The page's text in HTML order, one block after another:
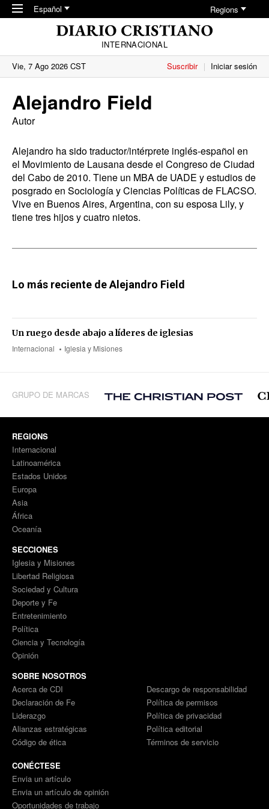
Skip to main content
Español Regions
INTERNACIONAL
Vie, 7 Ago 2026 CST
Suscribir Iniciar sesión
Alejandro Field
Autor
Alejandro ha sido traductor/intérprete inglés-español en
el Movimiento de Lausana desde el Congreso de Ciudad
del Cabode 2010. Tiene un MBA de UADE y estudios de
posgrado en Sociología y Ciencias Políticas de FLACSO.
Vive en Buenos Aires, Argentina, con su esposa Lily, y
tiene tres hijos y cuatro nietos.
Lo más reciente de Alejandro Field
Internacional Iglesia y Misiones
Un ruego desde abajo a líderes de iglesias
GRUPO DE MARCAS
REGIONS
Internacional
Latinoamérica
Estados Unidos
Europa
Asia
África
Oceanía
SECCIONES
Iglesia y Misiones
Libertad Religiosa
Sociedad y Cultura
Deporte y Fe
Entretenimiento
Política
Ciencia y Tecnología
Opinión
SOBRE NOSOTROS
Acerca de CDI
Declaración de Fe
Liderazgo
Alianzas estratégicas
Código de ética
Descargo de responsabilidad
Política de permisos
Política de privacidad
Política editorial
Términos de servicio
CONÉCTESE
Envia un artículo
Envia un artículo de opinión
Oportunidades de trabajo